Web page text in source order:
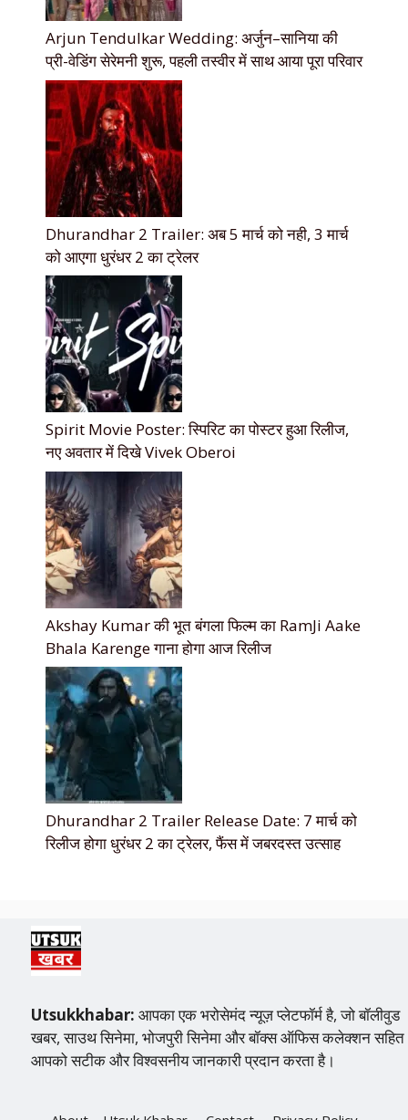
Arjun Tendulkar Wedding: अर्जुन–सानिया की
प्री-वेडिंग सेरेमनी शुरू, पहली तस्वीर में साथ आया पूरा परिवार
Dhurandhar 2 Trailer: अब 5 मार्च को नही, 3 मार्च
को आएगा धुरंधर 2 का ट्रेलर
Spirit Movie Poster: स्पिरिट का पोस्टर हुआ रिलीज,
नए अवतार में दिखे Vivek Oberoi
Akshay Kumar की भूत बंगला फिल्म का RamJi Aake
Bhala Karenge गाना होगा आज रिलीज
Dhurandhar 2 Trailer Release Date: 7 मार्च को
रिलीज होगा धुरंधर 2 का ट्रेलर, फैंस में जबरदस्त उत्साह
Utsukkhabar: आपका एक भरोसेमंद न्यूज़ प्लेटफॉर्म है, जो बॉलीवुड
खबर, साउथ सिनेमा, भोजपुरी सिनेमा और बॉक्स ऑफिस कलेक्शन सहित
आपको सटीक और विश्वसनीय जानकारी प्रदान करता है।